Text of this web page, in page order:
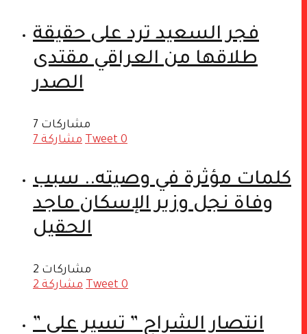
فجر السعيد ترد على حقيقة
طلاقها من العراقي مقتدى
الصدر
7 مشاركات
مشاركة 7 Tweet 0
كلمات مؤثرة في وصيته.. سبب
وفاة نجل وزير الإسكان ماجد
الحقيل
2 مشاركات
مشاركة 2 Tweet 0
” انتصار الشراح ” تسير على